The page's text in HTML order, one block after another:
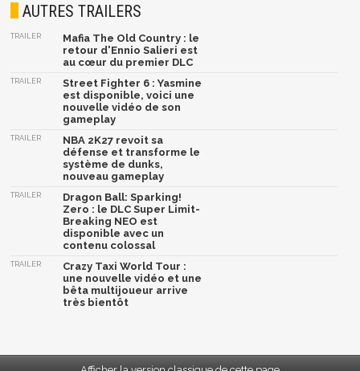
AUTRES TRAILERS
TRAILER
Mafia The Old Country : le
retour d'Ennio Salieri est
au cœur du premier DLC
TRAILER
Street Fighter 6 : Yasmine
est disponible, voici une
nouvelle vidéo de son
gameplay
TRAILER
NBA 2K27 revoit sa
défense et transforme le
système de dunks,
nouveau gameplay
TRAILER
Dragon Ball: Sparking!
Zero : le DLC Super Limit-
Breaking NEO est
disponible avec un
contenu colossal
TRAILER
Crazy Taxi World Tour :
une nouvelle vidéo et une
bêta multijoueur arrive
très bientôt